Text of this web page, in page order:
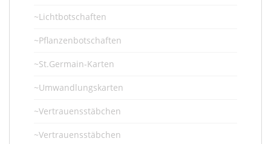
~Lichtbotschaften
~Pflanzenbotschaften
~St.Germain-Karten
~Umwandlungskarten
~Vertrauensstäbchen
~Vertrauensstäbchen